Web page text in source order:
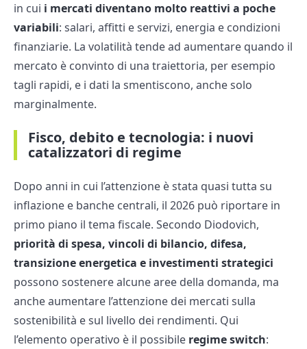
in cui i mercati diventano molto reattivi a poche
variabili: salari, affitti e servizi, energia e condizioni
finanziarie. La volatilità tende ad aumentare quando il
mercato è convinto di una traiettoria, per esempio
tagli rapidi, e i dati la smentiscono, anche solo
marginalmente.
Fisco, debito e tecnologia: i nuovi
catalizzatori di regime
Dopo anni in cui l’attenzione è stata quasi tutta su
inflazione e banche centrali, il 2026 può riportare in
primo piano il tema fiscale. Secondo Diodovich,
priorità di spesa, vincoli di bilancio, difesa,
transizione energetica e investimenti strategici
possono sostenere alcune aree della domanda, ma
anche aumentare l’attenzione dei mercati sulla
sostenibilità e sul livello dei rendimenti. Qui
l’elemento operativo è il possibile regime switch: